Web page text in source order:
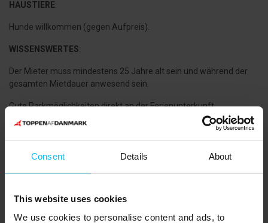
Consent Details About
This website uses cookies
We use cookies to personalise content and ads, to
HAUSTIERE:
Hunde willkommen (gegen Aufpreis).
WISSENSWERTES:
Der Mieter muss mindestens 25 Jahre alt sein und während der
gesamten Mietdauer anwesend sein.
Gute Parkmöglichkeiten direkt an der Ferienunterkunft.
Stromverbrauch wird abgelesen. Zahlung gemäß Ablesung.
2 Schlafzimmer mit Doppelbetten (je 180 x 200 cm). Ein